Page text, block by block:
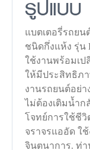
แบตเตอรี่รถยน
ชนิดกึ่งแห้ง รุ่น
ใช้งานพร้อมเป
ให้มีประสิทธิภ
งานรถยนต์อย่
ไม่ต้องเติมน้ำก
โจทย์การใช้ชีวิ
จราจรแออัด ใ
จินตนาการ. ท่า